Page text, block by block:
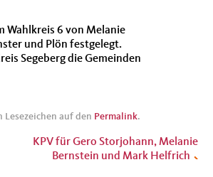
Wahlkreis 6 von Melanie
und Plön festgelegt.
Segeberg die Gemeinden
auf den Permalink.
KPV für Gero Storjohann, Melanie
Bernstein und Mark Helfrich